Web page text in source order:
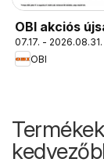
OBI akciós
07.17. - 2026.08.31.
OBI